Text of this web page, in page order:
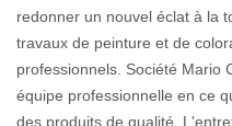
redonner un nouvel éclat à la
travaux de peinture et de
professionnels. Société Mario
équipe professionnelle en ce
des produits de qualité.